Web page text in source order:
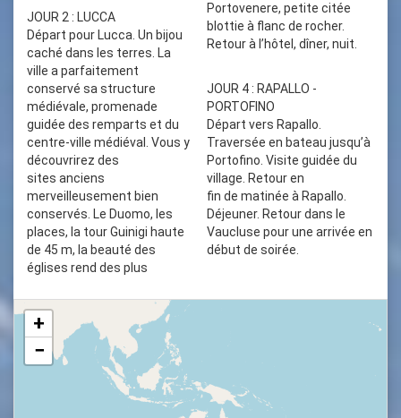
JOUR 2 : LUCCA
Départ pour Lucca. Un bijou
caché dans les terres. La
ville a parfaitement
conservé sa structure
médiévale, promenade
guidée des remparts et du
centre-ville médiéval. Vous y
découvrirez des
sites anciens
merveilleusement bien
conservés. Le Duomo, les
places, la tour Guinigi haute
de 45 m, la beauté des
églises rend des plus
Portovenere, petite citée
blottie à flanc de rocher.
Retour à l’hôtel, dîner, nuit.
JOUR 4 : RAPALLO -
PORTOFINO
Départ vers Rapallo.
Traversée en bateau jusqu’à
Portofino. Visite guidée du
village. Retour en
fin de matinée à Rapallo.
Déjeuner. Retour dans le
Vaucluse pour une arrivée en
début de soirée.
+
−